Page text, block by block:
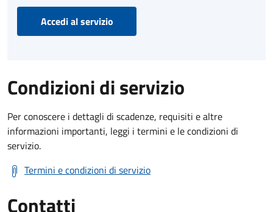
Accedi al servizio
Condizioni di servizio
Per conoscere i dettagli di scadenze, requisiti e altre
informazioni importanti, leggi i termini e le condizioni di
servizio.
Termini e condizioni di servizio
Contatti